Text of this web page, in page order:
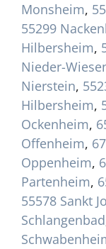
Monsheim,
55299
Hilbersheim,
Nieder-
Nierstein,
Hilbersheim,
Ockenheim,
Offenheim,
Oppenheim,
Partenheim,
55578 Sankt
Schlangenbad